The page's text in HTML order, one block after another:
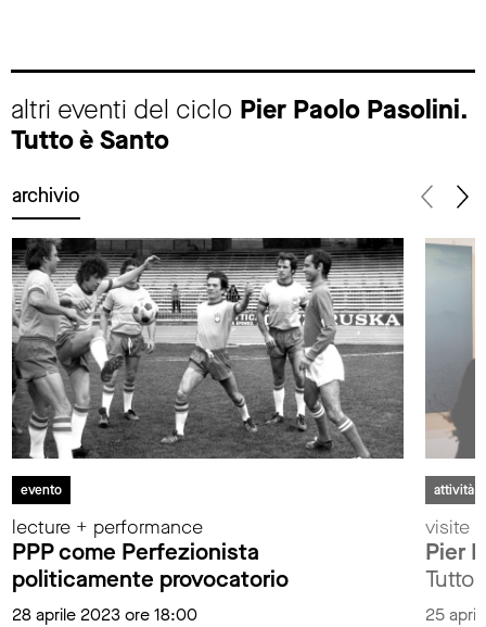
altri eventi del ciclo Pier Paolo Pasolini.
Tutto è Santo
archivio
evento
lecture + performance
PPP come Perfezionista
politicamente provocatorio
28 aprile 2023 ore 18:00
attività
visite
Pier
Tutto
25